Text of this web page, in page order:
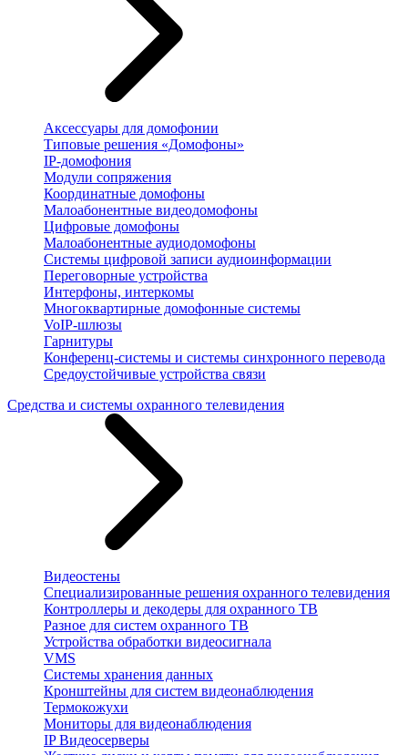
Аксессуары для домофонии
Типовые решения «Домофоны»
IP-домофония
Модули сопряжения
Координатные домофоны
Малоабонентные видеодомофоны
Цифровые домофоны
Малоабонентные аудиодомофоны
Системы цифровой записи аудиоинформации
Переговорные устройства
Интерфоны, интеркомы
Многоквартирные домофонные системы
VoIP-шлюзы
Гарнитуры
Конференц-системы и системы синхронного перевода
Средоустойчивые устройства связи
Средства и системы охранного телевидения
Видеостены
Специализированные решения охранного телевидения
Контроллеры и декодеры для охранного ТВ
Разное для систем охранного ТВ
Устройства обработки видеосигнала
VMS
Системы хранения данных
Кронштейны для систем видеонаблюдения
Термокожухи
Мониторы для видеонаблюдения
IP Видеосерверы